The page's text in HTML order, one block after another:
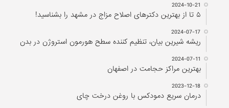
2024-10-21
۵ تا از بهترین دکتر‌های اصلاح مزاج در مشهد را بشناسید!
2024-07-17
ریشه شیرین بیان، تنظیم کننده سطح هورمون استروژن در بدن
2024-07-11
بهترین مراکز حجامت در اصفهان
2023-12-18
درمان سریع دمودکس با روغن درخت چای